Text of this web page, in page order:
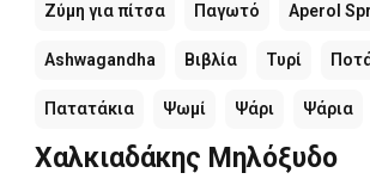
Ζύμη για πίτσα Παγωτό Aperol
Ashwagandha Βιβλία Τυρί
Πατατάκια Ψωμί Ψάρι Ψάρια
Χαλκιαδάκης Μηλόξυδο